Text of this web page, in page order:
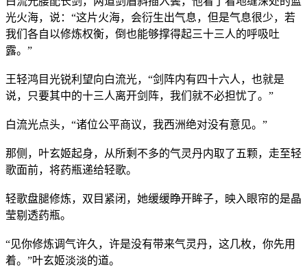
光火海，说：“这片火海，会衍生出气息，但是气息很少，若
我们各自以修炼权衡，倒也能够撑得起三十三人的呼吸吐
露。”
王轻鸿目光锐利望向白流光，“剑阵内有四十六人，也就是
说，只要其中的十三人离开剑阵，我们就不必担忧了。”
白流光点头，“诸位公平商议，我西洲绝对没有意见。”
那侧，叶玄姬起身，从所剩不多的气灵丹内取了五颗，走至轻
歌面前，将药瓶递给轻歌。
轻歌盘腿修炼，双目紧闭，她缓缓睁开眸子，映入眼帘的是晶
莹剔透药瓶。
“见你修炼调气许久，许是没有带来气灵丹，这几枚，你先用
着。”叶玄姬淡淡的道。